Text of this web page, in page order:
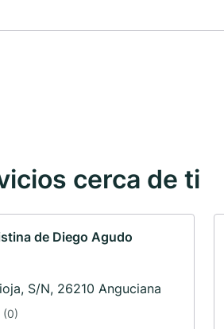
cerca de ti
de Diego Agudo
S/N, 26210 Anguciana
(0)